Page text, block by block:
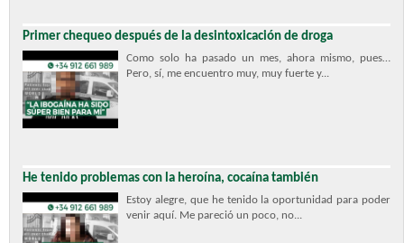
Primer chequeo después de la desintoxicación de droga
Como solo ha pasado un mes, ahora mismo, pues…
Pero, sí, me encuentro muy, muy fuerte y...
He tenido problemas con la heroína, cocaína también
Estoy alegre, que he tenido la oportunidad para poder
venir aquí. Me pareció un poco, no...